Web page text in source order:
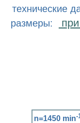
технические
размеры:
n=1450 min-